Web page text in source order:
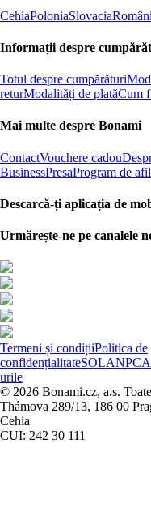
CehiaPoloniaSlovacia
Informații despre
Totul despre cumpărături
returModalități de platăCum
Mai multe despre Bonami
ContactVouchere cadou
BusinessPresaProgram de
Descarcă-ți aplicația de
Urmărește-ne pe canalele
Termeni și condițiiPolitica de
confidențialitateSOLANPC
urile
© 2026 Bonami.cz, a.s.
Thámova 289/13, 186 00
Cehia
CUI: 242 30 111